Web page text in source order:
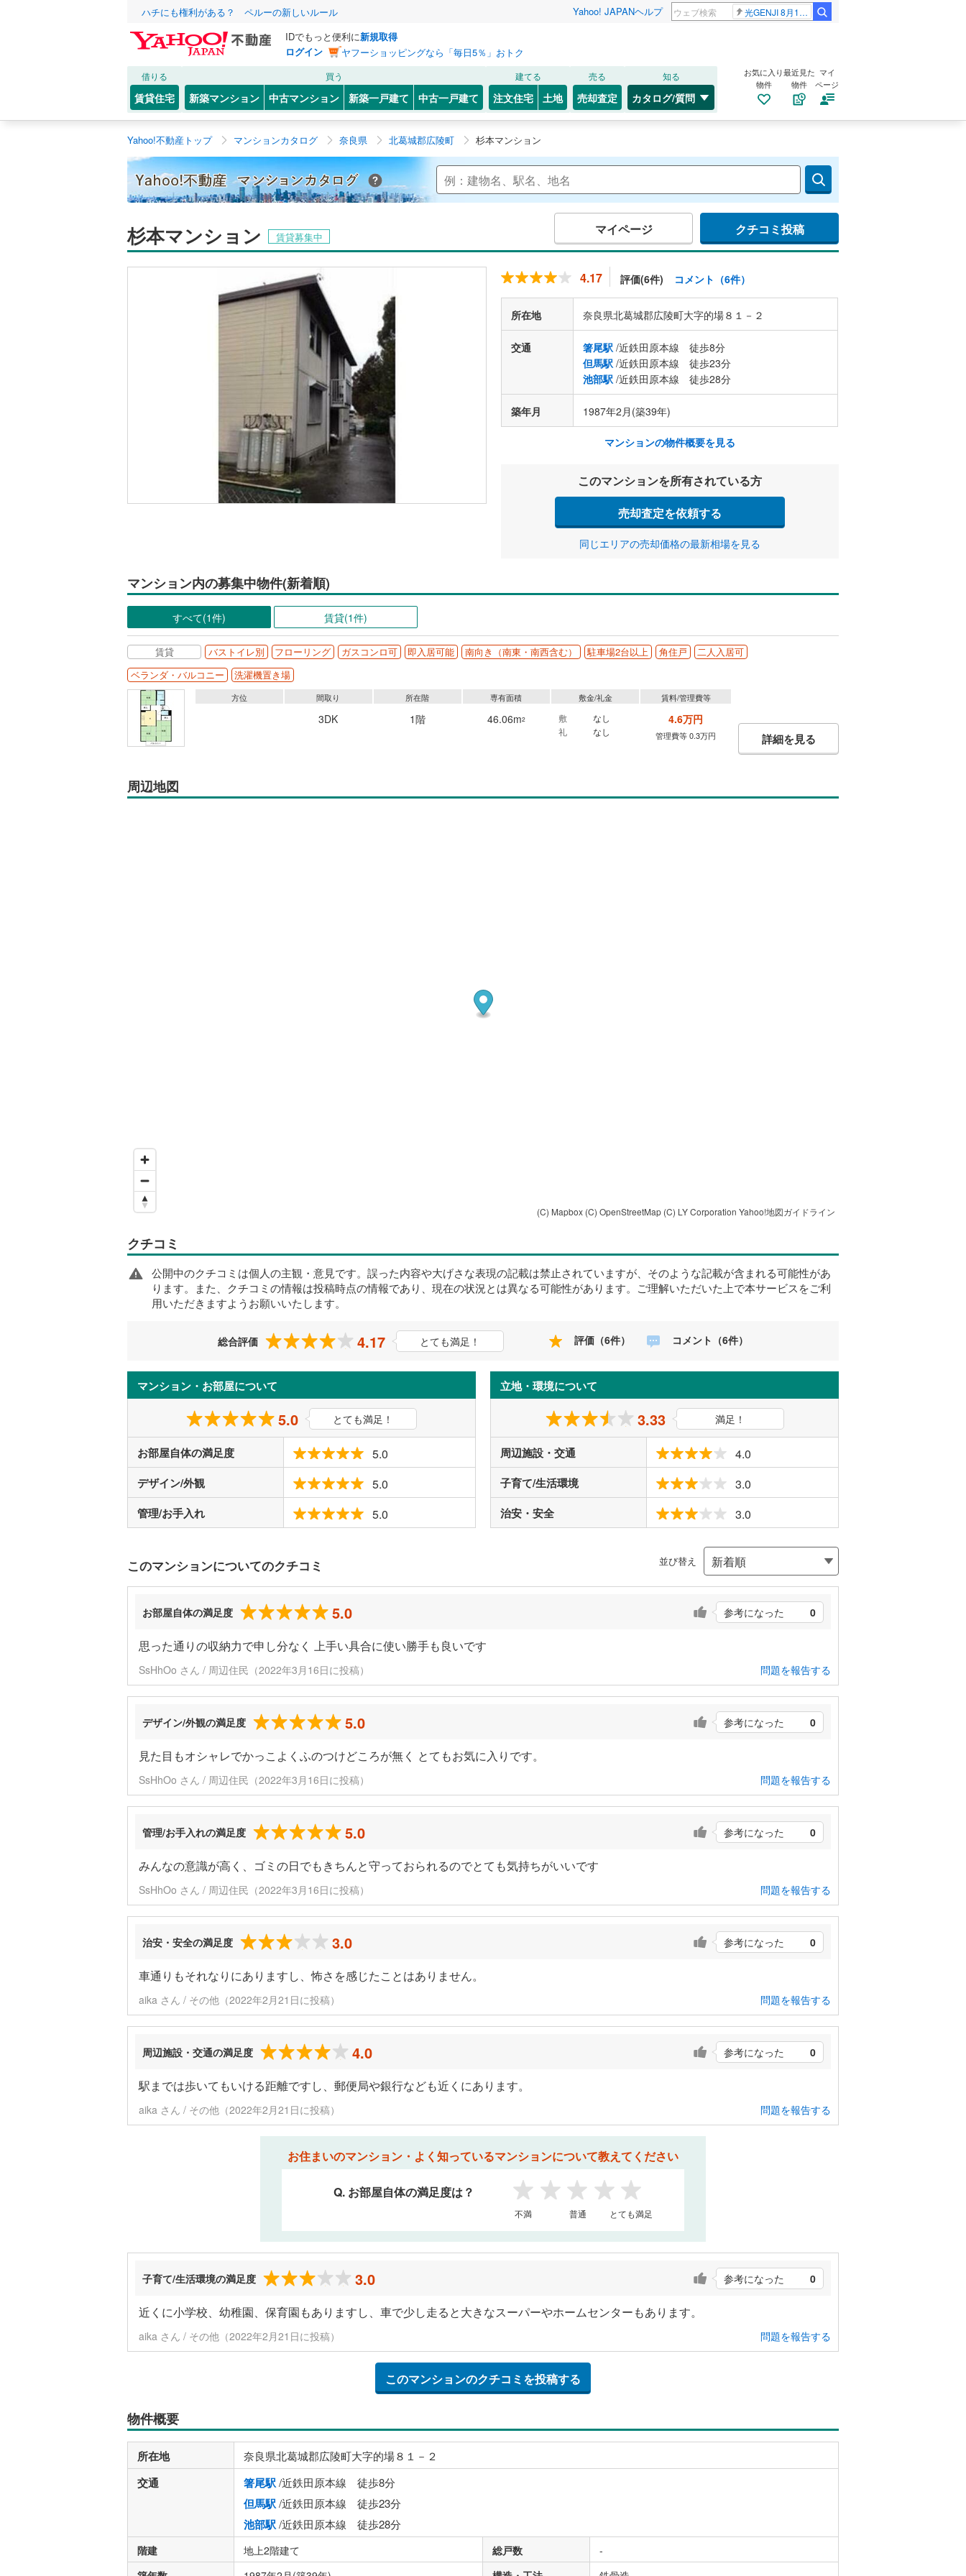
ハチにも権利がある？ ペルーの新しいルール Yahoo! JAPANヘルプ 光GENJI 8月19日
IDでもっと便利に新規取得
ログイン
ヤフーショッピングなら「毎日5％」おトク
借りる
賃貸住宅
買う
新築マンション 中古マンション 新築一戸建て 中古一戸建て
建てる
注文住宅 土地
売る
売却査定
知る
カタログ/質問
お気に入り
物件
最近見た
物件
マイ
ページ
Yahoo!不動産トップ マンションカタログ 奈良県 北葛城郡広陵町 杉本マンション
Yahoo!不動産 マンションカタログ
杉本マンション 賃貸募集中 マイページ クチコミ投稿
4.17 評価(6件) コメント（6件）
所在地 奈良県北葛城郡広陵町大字的場８１－２
交通 箸尾駅 /近鉄田原本線 徒歩8分
但馬駅 /近鉄田原本線 徒歩23分
池部駅 /近鉄田原本線 徒歩28分
築年月 1987年2月(築39年)
マンションの物件概要を見る
このマンションを所有されている方
売却査定を依頼する
同じエリアの売却価格の最新相場を見る
マンション内の募集中物件(新着順)
すべて(1件) 賃貸(1件)
賃貸 バストイレ別 フローリング ガスコンロ可 即入居可能 南向き（南東・南西含む） 駐車場2台以上 角住戸
二人入居可
ベランダ・バルコニー
洗濯機置き場
賃料/管理費等
4.6万円
管理費等 0.3万円
敷金/礼金
敷
なし
礼
なし
専有面積
46.06m2
所在階
1階
間取り
3DK
方位
詳細を見る
周辺地図
(C) Mapbox (C) OpenStreetMap (C) LY Corporation Yahoo!地図ガイドライン
クチコミ
公開中のクチコミは個人の主観・意見です。誤った内容や大げさな表現の記載は禁止されていますが、そのような記載が含まれる可能性があ
ります。また、クチコミの情報は投稿時点の情報であり、現在の状況とは異なる可能性があります。ご理解いただいた上で本サービスをご利
用いただきますようお願いいたします。
総合評価 4.17 とても満足！ 評価（6件） コメント（6件）
マンション・お部屋について
5.0 とても満足！
お部屋自体の満足度 5.0
デザイン/外観 5.0
管理/お手入れ 5.0
立地・環境について
3.33 満足！
周辺施設・交通 4.0
子育て/生活環境 3.0
治安・安全 3.0
このマンションについてのクチコミ 並び替え
お部屋自体の満足度 5.0 参考になった 0
思った通りの収納力で申し分なく 上手い具合に使い勝手も良いです
SsHhOo さん / 周辺住民（2022年3月16日に投稿） 問題を報告する
デザイン/外観の満足度 5.0 参考になった 0
見た目もオシャレでかっこよくふのつけどころが無く とてもお気に入りです。
SsHhOo さん / 周辺住民（2022年3月16日に投稿） 問題を報告する
管理/お手入れの満足度 5.0 参考になった 0
みんなの意識が高く、ゴミの日でもきちんと守っておられるのでとても気持ちがいいです
SsHhOo さん / 周辺住民（2022年3月16日に投稿） 問題を報告する
治安・安全の満足度 3.0 参考になった 0
車通りもそれなりにありますし、怖さを感じたことはありません。
aika さん / その他（2022年2月21日に投稿） 問題を報告する
周辺施設・交通の満足度 4.0 参考になった 0
駅までは歩いてもいける距離ですし、郵便局や銀行なども近くにあります。
aika さん / その他（2022年2月21日に投稿） 問題を報告する
お住まいのマンション・よく知っているマンションについて教えてください
Q. お部屋自体の満足度は？
1 2 3 4 5
不満 普通 とても満足
子育て/生活環境の満足度 3.0 参考になった 0
近くに小学校、幼稚園、保育園もありますし、車で少し走ると大きなスーパーやホームセンターもあります。
aika さん / その他（2022年2月21日に投稿） 問題を報告する
このマンションのクチコミを投稿する
物件概要
所在地 奈良県北葛城郡広陵町大字的場８１－２
交通 箸尾駅/近鉄田原本線 徒歩8分
但馬駅/近鉄田原本線 徒歩23分
池部駅/近鉄田原本線 徒歩28分
階建 地上2階建て 総戸数
-